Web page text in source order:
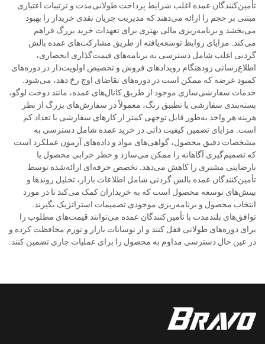
تأمین‌کنندگان عمده اغلب شرایط پرداخت طولانی‌مدت و ترتیبات اعتباری
مبتنی بر حجم را ارائه می‌دهند که مدیریت جریان نقدی خریدار را بهبود
می‌بخشد و برنامه‌ریزی مالی بهتری برای تعهدات خرید بزرگ فراهم
می‌کند. مزایای روابط توسعه‌یافته از طریق مشارکت‌های عمده بالش
گردنی اغلب شامل دسترسی به برنامه‌های قیمت‌گذاری انحصاری،
اطلاع‌رسانی زودهنگام رویدادهای فروش و تخصیص اولویت‌دار در دوره‌های
کمبود عرضه که ممکن است در دوره‌های تقاضای اوج رخ دهد، می‌شود.
خدمات سفارشی‌سازی موجود از طریق کانال‌های عمده، مانند دوخت لوگو،
بسته‌بندی سفارشی یا تطبیق رنگ، معمولاً در سفارش‌های بزرگ از نظر
هزینه هر واحد به‌طور قابل توجهی کمتر از کارهای سفارشی با تعداد کم
است. مزایای تضمین کیفیت ذاتی در خرید عمده شامل دسترسی به
مشخصات دقیق محصول، گواهی‌های مواد و داده‌های آزمون عملکرد است
که تصمیم‌گیری آگاهانه را ممکن می‌سازد و خطر خرابی محصول یا
نارضایتی مشتری را کاهش می‌دهد. تخصص حرفه‌ای ارائه‌شده توسط
تأمین‌کنندگان عمده بالش گردنی شامل اطلاعات بازار، تحلیل روندها و
بینش‌های توسعه محصول است که به خریداران کمک می‌کند تا در مورد
انتخاب محصول و برنامه‌ریزی موجودی تصمیمات استراتژیک بگیرند.
توافق‌های بلندمدت با تأمین‌کنندگان عمده می‌توانند قیمت‌های مطلوب را
برای دوره‌های طولانی قفل کنند و از نوسانات بازار و تورم محافظت کرده و
در عین حال دسترسی مداوم به محصول را برای عملیات جاری تضمین کنند.